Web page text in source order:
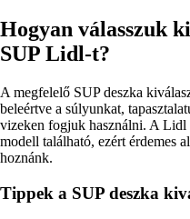
Hogyan válasszuk
SUP Lidl-t?
A megfelelő SUP deszka
beleértve a súlyunkat,
vizeken fogjuk használni. A Lidl
modell található, ezért érdemes
hoznánk.
Tippek a SUP deszka